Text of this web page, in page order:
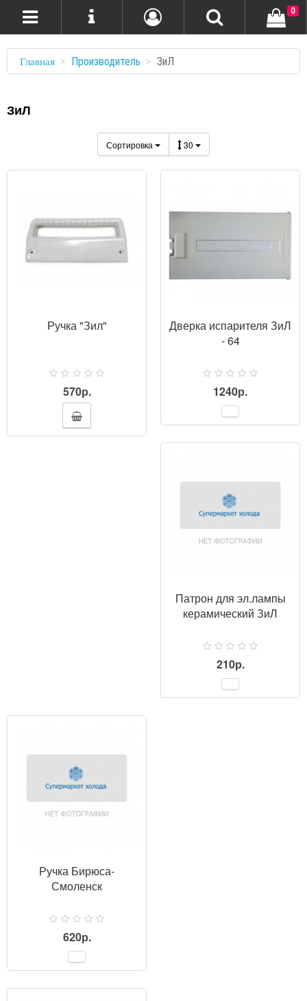
0
Главная Производитель ЗиЛ
ЗиЛ
Сортировка 30
Ручка "Зил"
570р.
Дверка испарителя ЗиЛ
- 64
1240р.
Патрон для эл.лампы
керамический ЗиЛ
210р.
Ручка Бирюса-
Смоленск
620р.